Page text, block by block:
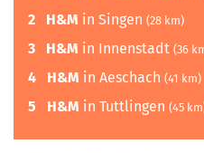
2 H&M in Singen (28 km)
3 H&M in Innenstadt (36
4 H&M in Aeschach (41 km)
5 H&M in Tuttlingen (45